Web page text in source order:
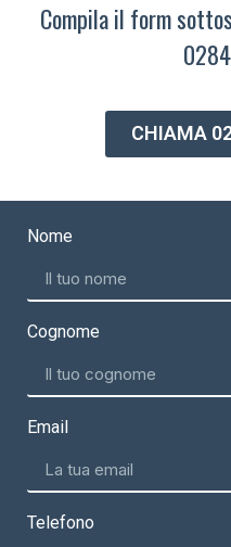
Compila il form
CHIAMA
Nome
Cognome
Email
Telefono